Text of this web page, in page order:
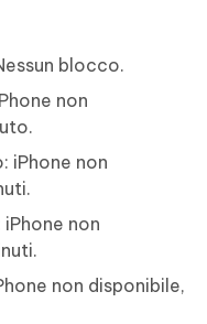
blocco.
non
iPhone non
non
non disponibile,